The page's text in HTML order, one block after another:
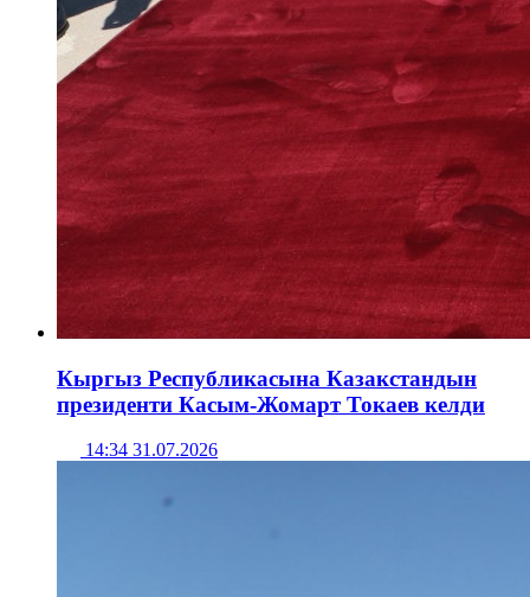
Кыргыз Республикасына Казакстандын
президенти Касым-Жомарт Токаев келди
14:34 31.07.2026